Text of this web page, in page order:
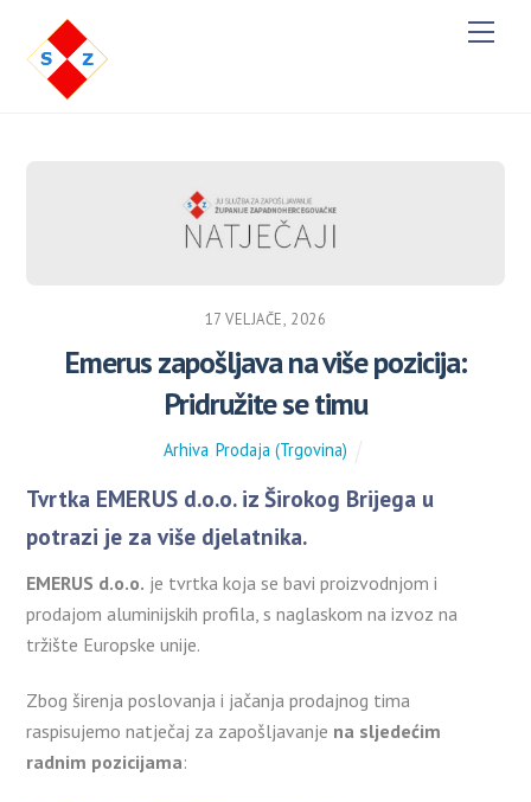
M
e
17 VELJAČE, 2026
Emerus zapošljava na više pozicija:
Pridružite se timu
Arhiva ,Prodaja (Trgovina)
Tvrtka EMERUS d.o.o. iz Širokog Brijega u
potrazi je za više djelatnika.
EMERUS d.o.o. je tvrtka koja se bavi proizvodnjom i
prodajom aluminijskih profila, s naglaskom na izvoz na
tržište Europske unije.
Zbog širenja poslovanja i jačanja prodajnog tima
raspisujemo natječaj za zapošljavanje na sljedećim
radnim pozicijama: